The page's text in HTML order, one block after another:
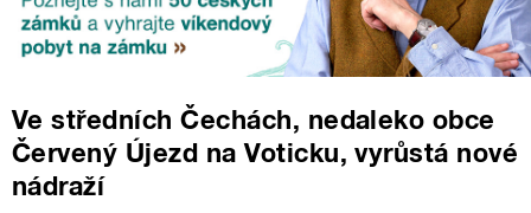
Ve středních Čechách, nedaleko obce
Červený Újezd na Voticku, vyrůstá nové
nádraží